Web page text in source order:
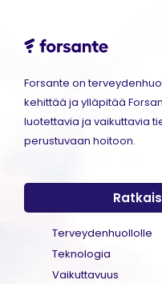
Forsante on
kehittää ja ylläpitää
luotettavia ja vaikuttavia
perustuvaan hoitoon.
Terveydenhuollolle
Teknologia
Vaikuttavuus